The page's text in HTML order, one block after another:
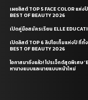
เผยลิสต์ TOP 5 FACE COLOR แห่
BEST OF BEAUTY 2026
เปิดคู่มือสมัครเรียน ELLE
เปิดลิสต์ TOP 6 ลิปไอเท็มแห่งปี ที่ทั้
BEST OF BEAUTY 2026
โอกาสมาถึงแล้ว! โปรเจ็กต์สุดพิเศษ
หานางแบบและนายแบบหน้าใหม่